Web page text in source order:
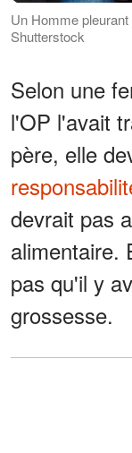
Un Homme
Shutterstock
Selon une
l'OP l'avait
père, elle
devrait pas
alimentaire.
pas qu'il y
grossesse.